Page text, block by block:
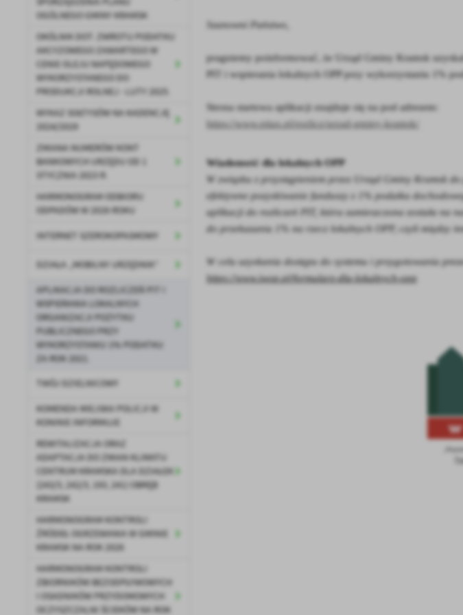
Szanujemy Twoją prywatność. Możesz zmienić
wszystkie. W dowolnym momencie możesz
Niezbędne pliki cookies służą do
umożliwiają Ci komfortowe korzystanie z
Pliki cookies odpowiadają na podejmowane
OGÓLNEGO GMINY KRAMSK
OKÓLNIK DOT. ZWROTU PODATKU
AKCYZOWEGO ZAWARTEGO W
CENIE OLEJU NAPĘDOWEGO
WYKORZYSTANEGO DO
PRODUKCJI ROLNEJ - LUTY 2025.
WYKAZ SOŁTYSÓW NA KADENCJĘ
2024/2029
ZMIANA NUMERÓW KONT
BANKOWYCH URZĘDU OD 1
STYCZNIA 2023 R.
HARMONOGRAM ODBIORU
ODPADÓW W 2026 ROKU
INTERNET SZEROKOPASMOWY
DZIAŁA „MOBILNY URZĘDNIK”
APLIKACJA DO ROZLICZEŃ PIT I
WSPIERANIA LOKALNYCH
ORGANIZACJI POŻYTKU
PUBLICZNEGO PRZY
WYKORZYSTANIU 1% PODATKU
ZA ROK 2021.
TWÓJ DZIELNICOWY
KOMENDA MIEJSKA POLICJI W
KONINIE INFORMUJE
REWITALIZACJA ORAZ
ADAPTACJA DO ZMIAN KLIMATU
CENTRUM KRAMSKA DLA DZIAŁEK
(243/3, 242/3, 193, 241) OBRĘB
KRAMSK
HARMONOGRAM KONTROLI
ŹRÓDEŁ OGRZEWANIA W GMINIE
KRAMSK NA ROK 2026
HARMONOGRAM KONTROLI
ZBIORNIKÓW BEZODPŁYWOWYCH
I OSADNIKÓW PRZYDOMOWYCH
OCZYSZCZALNI ŚCIEKÓW NA ROK
Szanowni Państwo,
pragniemy poinformować, że Urząd Gminy Kramsk
PIT i wspierania lokalnych OPP przy wykorzystaniu 1%
Strona startowa aplikacji znajduje się na pod adresem:
https://www.pitax.pl/rozlicz/urzad-gminy-kramsk/
Wiadomość dla lokalnych OPP
W związku z przystąpieniem przez Urząd Gminy Kramsk
efektywne pozyskiwanie funduszy z 1% podatku
aplikacji do rozliczeń PIT, która zamieszczona została na
do przekazania 1% na rzecz lokalnych OPP, czyli między
W celu uzyskania dostępu do systemu i przygotowania
https://www.iwop.pl/formularz-dla-lokalnych-opp